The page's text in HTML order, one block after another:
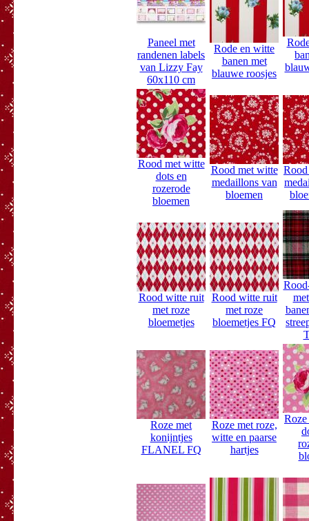
Paneel met
randenen labels
van Lizzy Fay
60x110 cm
Rode en witte
banen met
blauwe roosjes
Rood met witte
dots en
rozerode
bloemen
Rood met witte
medaillons van
bloemen
Rood witte ruit
met roze
bloemetjes
Rood witte ruit
met roze
bloemetjes FQ
Roze met
konijntjes
FLANEL FQ
Roze met roze,
witte en paarse
hartjes